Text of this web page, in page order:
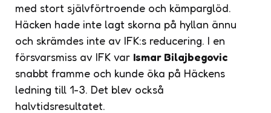
med stort självförtroende och kämparglöd.
Häcken hade inte lagt skorna på hyllan ännu
och skrämdes inte av IFK:s reducering. I en
försvarsmiss av IFK var Ismar Bilajbegovic
snabbt framme och kunde öka på Häckens
ledning till 1-3. Det blev också
halvtidsresultatet.